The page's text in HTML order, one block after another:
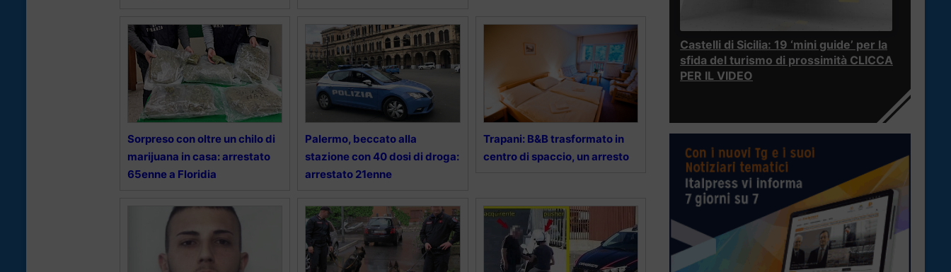
Sorpreso con oltre un chilo di
marijuana in casa: arrestato
65enne a Floridia
Palermo, beccato alla
stazione con 40 dosi di droga:
arrestato 21enne
Trapani: B&B trasformato in
centro di spaccio, un arresto
Castelli di Sicilia: 19 ‘mini guide’ per la
sfida del turismo di prossimità CLICCA
PER IL VIDEO